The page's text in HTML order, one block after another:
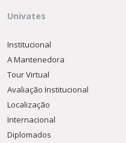
Univates
Institucional
A Mantenedora
Tour Virtual
Avaliação Institucional
Localização
Internacional
Diplomados